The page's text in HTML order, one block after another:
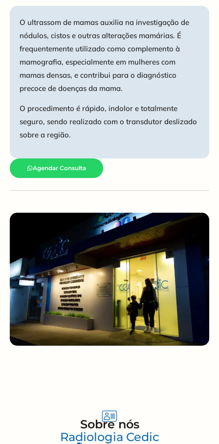
O ultrassom de mamas auxilia na investigação de
nódulos, cistos e outras alterações mamárias. É
frequentemente utilizado como complemento à
mamografia, especialmente em mulheres com
mamas densas, e contribui para o diagnóstico
precoce de doenças da mama.
O procedimento é rápido, indolor e totalmente
seguro, sendo realizado com o transdutor deslizado
sobre a região.
Agendar Consulta
Sobre nós
Radiologia Cedic